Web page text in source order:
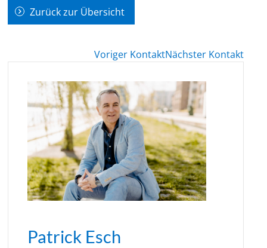
Zurück zur Übersicht
Voriger KontaktNächster Kontakt
Patrick Esch